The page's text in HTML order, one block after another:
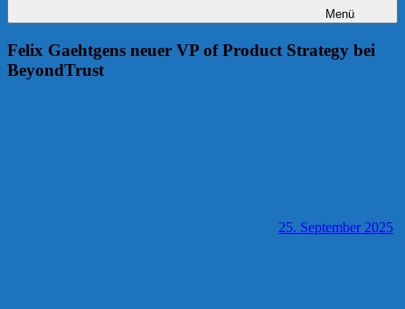
Menü
Felix Gaehtgens neuer VP of Product Strategy bei
BeyondTrust
25. September 2025